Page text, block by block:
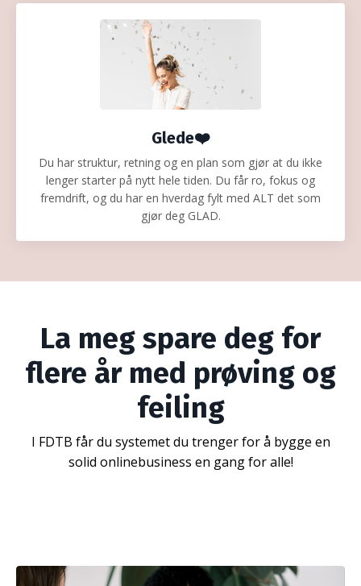
Glede❤️
Du har struktur, retning og en plan som gjør at du ikke
lenger starter på nytt hele tiden. Du får ro, fokus og
fremdrift, og du har en hverdag fylt med ALT det som
gjør deg GLAD.
La meg spare deg for
flere år med prøving og
feiling
I FDTB får du systemet du trenger for å bygge en
solid onlinebusiness en gang for alle!